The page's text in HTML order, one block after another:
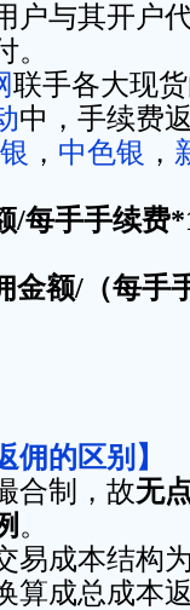
户与其开户
联手各大现
中，手续费
， 中色银 ，
/每手手续费
金额/（每手
佣的区别】
合制，故无
。
易成本结构
算成总成本